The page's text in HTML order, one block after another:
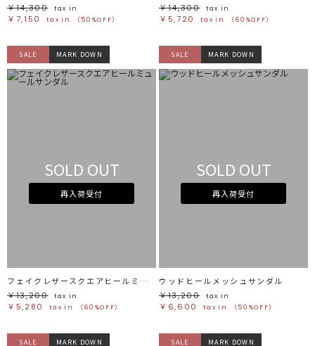
￥14,300
tax in
￥7,150 tax in （50%OFF）
￥14,300
tax in
￥5,720 tax in （60%OFF）
SALE MARK DOWN
SOLD OUT
再入荷受付
フェイクレザースクエアヒールミュールサンダル
￥13,200
tax in
￥5,280 tax in （60%OFF）
SALE MARK DOWN
SOLD OUT
再入荷受付
ウッドヒールメッシュサンダル
￥13,200
tax in
￥6,600 tax in （50%OFF）
SALE MARK DOWN SALE MARK DOWN